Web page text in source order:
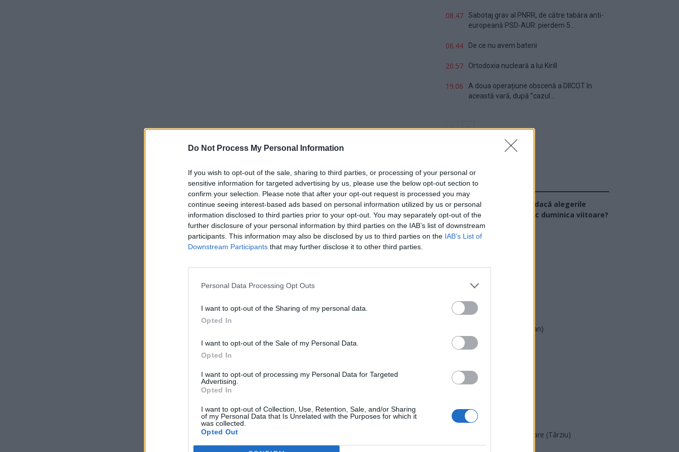
Do Not Process My Personal Information
If you wish to opt-out of the sale, sharing to third parties, or processing of your personal or
sensitive information for targeted advertising by us, please use the below opt-out section to
confirm your selection. Please note that after your opt-out request is processed you may
continue seeing interest-based ads based on personal information utilized by us or personal
information disclosed to third parties prior to your opt-out. You may separately opt-out of the
further disclosure of your personal information by third parties on the IAB’s list of downstream
participants. This information may also be disclosed by us to third parties on the IAB’s List of
Downstream Participants that may further disclose it to other third parties.
Personal Data Processing Opt Outs
I want to opt-out of the Sharing of my personal data.
Opted In
I want to opt-out of the Sale of my Personal Data.
Opted In
I want to opt-out of processing my Personal Data for Targeted
Advertising.
Opted In
I want to opt-out of Collection, Use, Retention, Sale, and/or Sharing
of my Personal Data that Is Unrelated with the Purposes for which it
was collected.
Opted Out
08.47
Sabotaj grav al PNRR, de către tabăra anti-
europeană PSD-AUR: pierdem 5...
06.44 De ce nu avem baterii
20.57 Ortodoxia nucleară a lui Kirill
19.06
A doua operațiune obscenă a DIICOT în
această vară, după ”cazul...
Sondaj
Ce partid ați vota dacă alegerile
parlamentare ar avea loc duminica viitoare?
USR
PSD
AUR
PMP (Tomac)
Forța Dreptei (L. Orban)
PNȚMM
SENS
PACE (Peia)
Acțiunea Conservatoare (Târziu)